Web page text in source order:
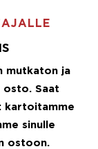
mutkaton ja
osto. Saat
kartoitamme
sinulle
ostoon.